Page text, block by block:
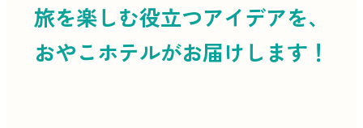
旅を楽しむ役立つアイデアを、
おやこホテルがお届けします！